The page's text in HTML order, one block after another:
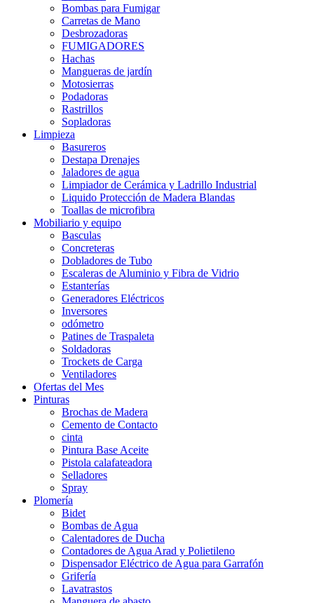
Bombas para Fumigar
Carretas de Mano
Desbrozadoras
FUMIGADORES
Hachas
Mangueras de jardín
Motosierras
Podadoras
Rastrillos
Sopladoras
Limpieza
Basureros
Destapa Drenajes
Jaladores de agua
Limpiador de Cerámica y Ladrillo Industrial
Liquido Protección de Madera Blandas
Toallas de microfibra
Mobiliario y equipo
Basculas
Concreteras
Dobladores de Tubo
Escaleras de Aluminio y Fibra de Vidrio
Estanterías
Generadores Eléctricos
Inversores
odómetro
Patines de Traspaleta
Soldadoras
Trockets de Carga
Ventiladores
Ofertas del Mes
Pinturas
Brochas de Madera
Cemento de Contacto
cinta
Pintura Base Aceite
Pistola calafateadora
Selladores
Spray
Plomería
Bidet
Bombas de Agua
Calentadores de Ducha
Contadores de Agua Arad y Polietileno
Dispensador Eléctrico de Agua para Garrafón
Grifería
Lavatrastos